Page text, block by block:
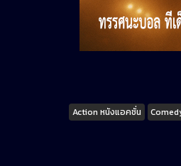
Tags
Action หนังแอคชั่น